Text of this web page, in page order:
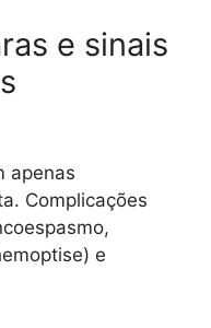
e sinais
apenas
Complicações
e